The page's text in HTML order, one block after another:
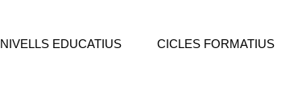
NIVELLS EDUCATIUS CICLES FORMATIUS